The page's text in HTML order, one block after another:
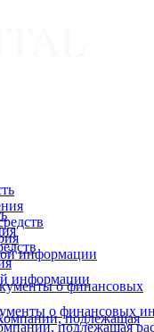
информации
о финансовых
подлежащая
информации
о финансовых
подлежащая